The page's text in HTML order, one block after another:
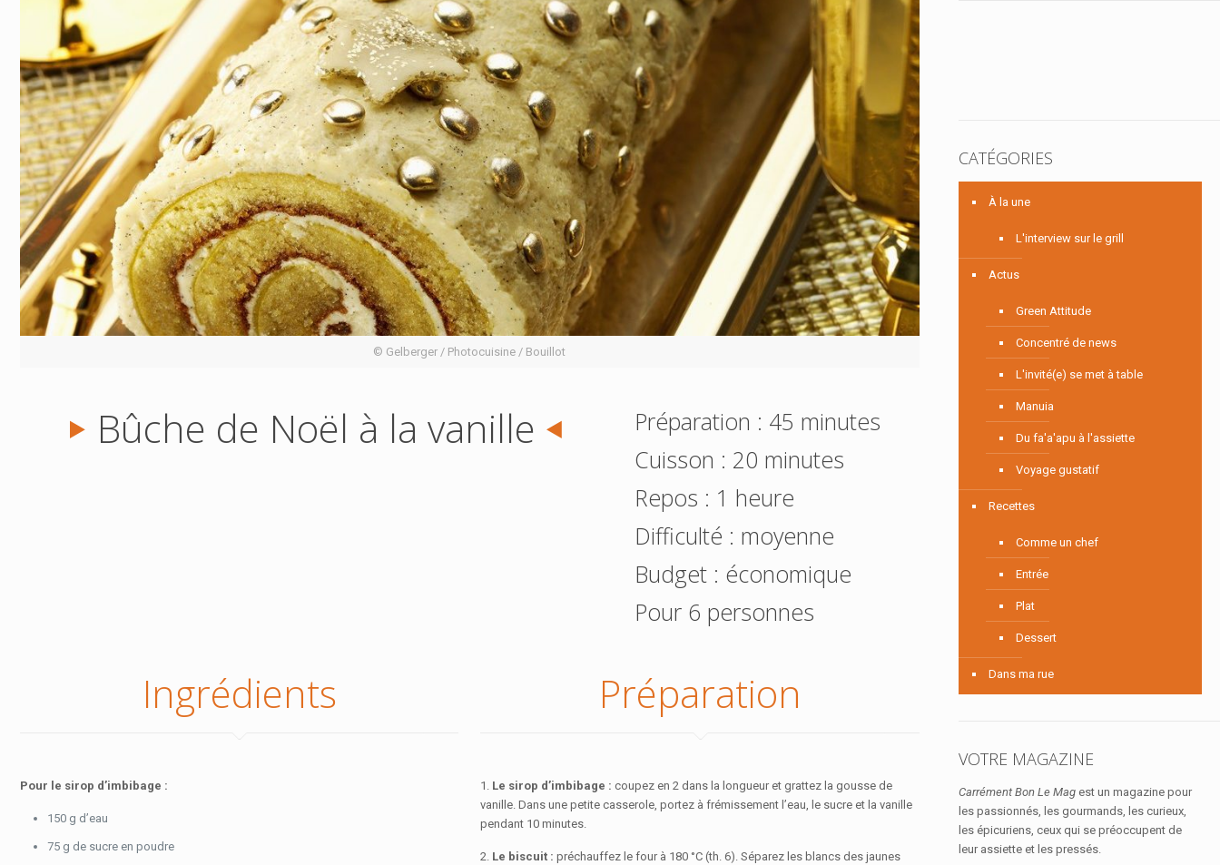
© Gelberger / Photocuisine / Bouillot
Bûche de Noël à la vanille
Préparation : 45 minutes
Cuisson : 20 minutes
Repos : 1 heure
Difficulté : moyenne
Budget : économique
Pour 6 personnes
Ingrédients
Pour le sirop d’imbibage :
150 g d’eau
75 g de sucre en poudre
Préparation
1. Le sirop d’imbibage :coupez en 2 dans la longueur et grattez la gousse de
vanille. Dans une petite casserole, portez à frémissement l’eau, le sucre et la vanille
pendant 10 minutes.
2. Le biscuit :préchauffez le four à 180 °C (th. 6). Séparez les blancs des jaunes
CATÉGORIES
À la une
L'interview sur le grill
Actus
Green Attitude
Concentré de news
L'invité(e) se met à table
Manuia
Du fa'a'apu à l'assiette
Voyage gustatif
Recettes
Comme un chef
Entrée
Plat
Dessert
Dans ma rue
VOTRE MAGAZINE
Carrément Bon Le Magest un magazine pour
les passionnés, les gourmands, les curieux,
les épicuriens, ceux qui se préoccupent de
leur assiette et les pressés.